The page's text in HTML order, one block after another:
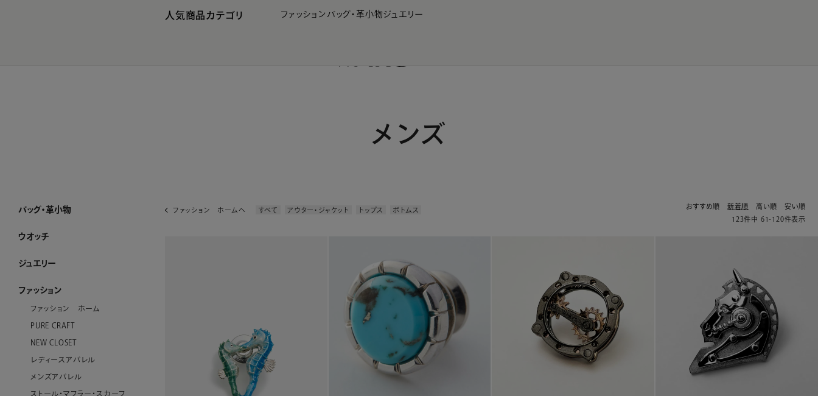
人気商品カテゴリ ファッション バッグ・革小物ジュエリー
メンズ
バッグ・革小物
バッグ・革小物 ホーム
SUIHA
MANACO
WAKO×MAURO GOVERNA
ハンドバッグ
トートバッグ
ショルダーバッグ・ポシェット
フォーマルバッグ・パーティーバッグ
ボストンバッグ・リュック
その他のバッグ
すべてのバッグ
長財布
折り財布
小銭入れ
キーケース・カードケース
その他の革小物
すべての革小物
WEB限定
すべてのバッグ・革小物
ウオッチ
ウオッチ ホーム
WAKOウオッチ メンズ
WAKOウオッチ レディース
セイコーウオッチ
ボーム＆メルシエウオッチ
イッセイミヤケウオッチ
すべてのウオッチ
ジュエリー
ジュエリー ホーム
アショカダイヤモンド
ネックレス
イヤリング・ピアス
ブレスレット
ブローチ
リング
すべてのジュエリー
ファッション
ファッション ホーム
PURE CRAFT
NEW CLOSET
レディースアパレル
メンズアパレル
ストール・マフラー・スカーフ
おすすめ順 新着順 高い順
安い順
123件中 61-120件表示
ファッション ホームへ すべて アウター・ジャケット トップス ボトムス